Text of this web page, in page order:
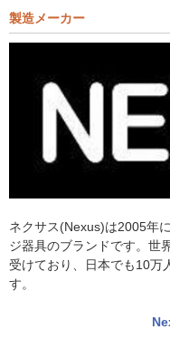
製造メーカー
ネクサス(Nexus)は2005年
ジ器具のブランドです。世
受けており、日本でも10万
す。